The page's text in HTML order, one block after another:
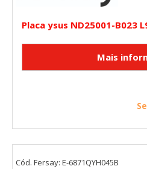
Placa ysus ND25001-B023
Cód. Fersay: E-6871QYH045B
HABILITAR TODO
Cookies necesarias
Estas cookies son necesarias
sobre estas cookies, pero
funcionarán. Estas cookies no
COOKIELEGALFERSAY,
wp-settings-time-1, _evCo,